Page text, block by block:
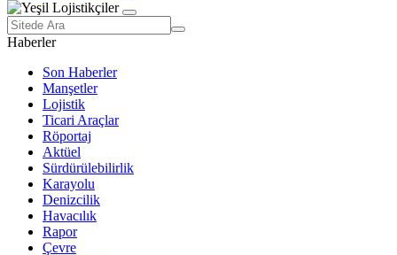
Haberler
Son Haberler
Manşetler
Lojistik
Ticari Araçlar
Röportaj
Aktüel
Sürdürülebilirlik
Karayolu
Denizcilik
Havacılık
Rapor
Çevre